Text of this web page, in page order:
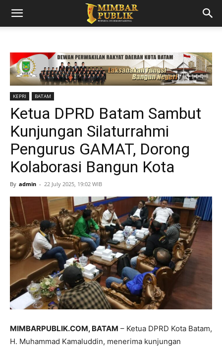
KEPRI BATAM
Ketua DPRD Batam Sambut
Kunjungan Silaturrahmi
Pengurus GAMAT, Dorong
Kolaborasi Bangun Kota
By admin - 22 July 2025, 19:02 WIB
MIMBARPUBLIK.COM, BATAM – Ketua DPRD Kota Batam,
H. Muhammad Kamaluddin, menerima kunjungan